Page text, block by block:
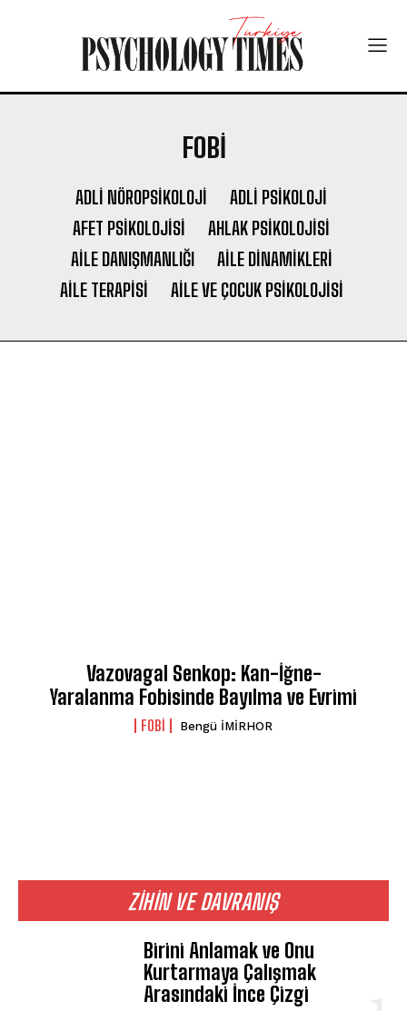
FOBI
ADLI NÖROPSIKOLOJI
ADLI PSIKOLOJI
AFET PSIKOLOJISI
AHLAK PSIKOLOJISI
AILE DANIŞMANLIĞI
AILE DINAMIKLERI
AILE TERAPISI
AILE VE ÇOCUK PSIKOLOJISI
Vazovagal Senkop: Kan-İğne-
Yaralanma Fobisinde Bayılma ve Evrimi
FOBI Bengü İMİRHOR
ZIHIN VE DAVRANIŞ
Birini Anlamak ve Onu
Kurtarmaya Çalışmak
Arasındaki İnce Çizgi